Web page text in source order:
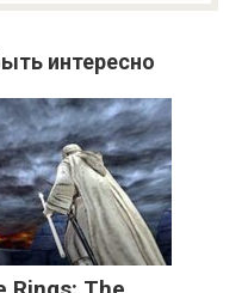
интересно